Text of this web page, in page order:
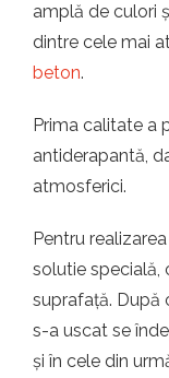
amplă de culori
dintre cele mai
beton.
Prima calitate a
antiderapantă,
atmosferici.
Pentru
solutie specială,
suprafață. După
s-a uscat se
și în cele din